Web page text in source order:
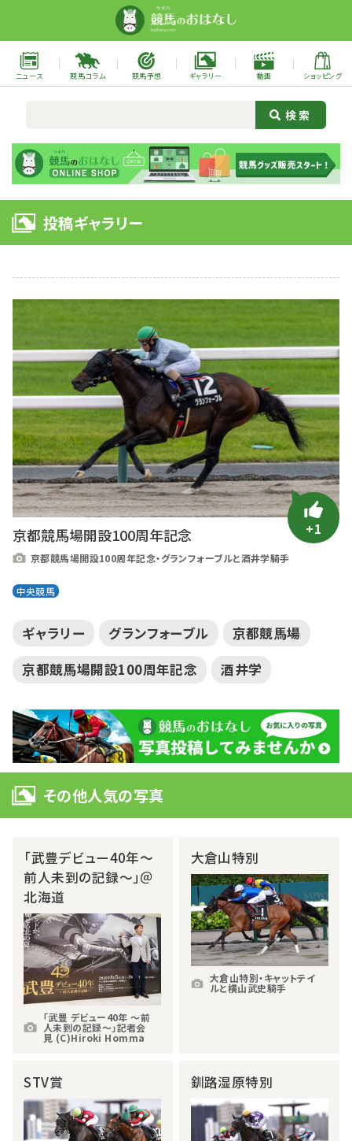
ニュース 競馬コラム 競馬予想 ギャラリー 動画 ショッピング
投稿ギャラリー
+1
京都競馬場開設100周年記念
京都競馬場開設100周年記念・グランフォーブルと酒井学騎手
中央競馬
ギャラリー グランフォーブル
京都競馬場
京都競馬場開設100周年記念
酒井学
その他人気の写真
「武豊デビュー40年～
前人未到の記録～」＠
北海道
「武豊 デビュー40年 ～前
人未到の記録～」記者会
見 (C)Hiroki Homma
大倉山特別
大倉山特別・キャットテイ
ルと横山武史騎手
STV賞 釧路湿原特別